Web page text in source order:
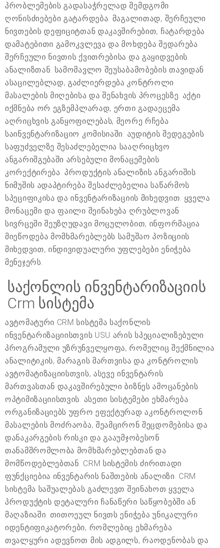
პრობლემების გადასაჭრელად შემდგომი
ღონისძიებები გატარდება. მაგალითად, შერჩეული
ნივთების დეფიციტთან დაკავშირებით, ჩატარდება
დამატებითი გამოკვლევა და მოხდება შედარება
შერჩეული ნივთის ქვითრებისა და გაყიდვების
ანალიზთან. სამომავლო შეუსაბამობების თავიდან
ასაცილებლად, გაძლიერდება კონტროლი
მასალების მიღებისა და შენახვის პროცესზე. აქტი
იქმნება ორ ეგზემპლარად, ერთი გადაეცემა
აღრიცხვის განყოფილებას, მეორე რჩება
საინვენტარიზაციო კომისიაში. აუდიტის შედეგების
საფუძველზე შესაძლებელია სააღრიცხვო
ანგარიშგებაში არსებული მონაცემების
კორექტირება. პროდუქტის ანალიზის ანგარიშის
ნიმუშის ადაპტირება შესაძლებელია საწარმოს
სპეციფიკისა და ინვენტარიზაციის მიხედვით. ყველა
მონაცემი და ფაილი შეინახება ღრუბლოვან
სივრცეში შეუზღუდავი მოცულობით, ინფორმაცია
მიეწოდება მომხმარებლებს სამუშაო პოზიციის
მიხედვით, ინდივიდუალური უფლებები ენიჭება
მენეჯერს.
საქონლის ინვენტარიზაციის
Crm სისტემა
ავტომატური CRM სისტემა საქონლის
ინვენტარიზაციისთვის USU არის სპეციალიზებული
პროგრამული უზრუნველყოფა, რომელიც შექმნილია
ანალიტიკის, მარაგის მართვისა და კონტროლის
ავტომატიზაციისთვის, ასევე ინვენტარის
მართვასთან დაკავშირებული ბიზნეს ამოცანების
ოპტიმიზაციისთვის. ასეთი სისტემები ეხმარება
ორგანიზაციებს უფრო ეფექტურად აკონტროლონ
მასალების მოძრაობა, შეამცირონ შეცდომებისა და
დანაკარგების რისკი და გააუმჯობესონ
თანამშრომლობა მომხმარებლებთან და
მომწოდებლებთან. CRM სისტემის ძირითადი
ფუნქციებია ინვენტარის ნაშთების ანალიზი. CRM
სისტემა საშუალებას გაძლევთ შეინახოთ ყველა
პროდუქტის დეტალური ჩანაწერი საწყობებში ან
მაღაზიაში. თითოეულ ნივთს ენიჭება უნიკალური
იდენტიფიკატორები, რომლებიც ეხმარება
თვალყური ადევნოთ მის ადგილს, რაოდენობას და